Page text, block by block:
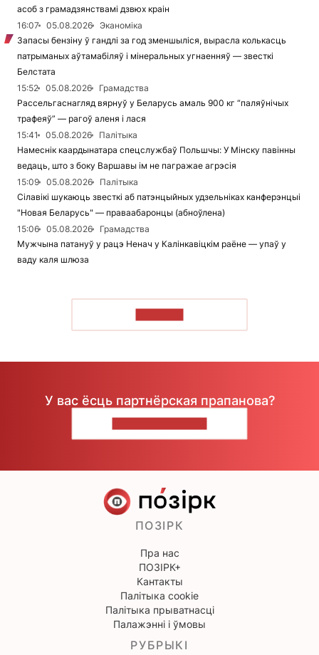
асоб з грамадзянствамі дзвюх краін
16:07
05.08.2026
Эканоміка
Запасы бензіну ў гандлі за год зменшыліся, вырасла колькасць
патрыманых аўтамабіляў і мінеральных угнаенняў — звесткі
Белстата
15:52
05.08.2026
Грамадства
Рассельгаснагляд вярнуў у Беларусь амаль 900 кг “паляўнічых
трафеяў” — рагоў аленя і лася
15:41
05.08.2026
Палітыка
Намеснік каардынатара спецслужбаў Польшчы: У Мінску павінны
ведаць, што з боку Варшавы ім не пагражае агрэсія
15:09
05.08.2026
Палітыка
Сілавікі шукаюць звесткі аб патэнцыйных удзельніках канферэнцыі
"Новая Беларусь" — праваабаронцы (абноўлена)
15:06
05.08.2026
Грамадства
Мужчына патануў у рацэ Ненач у Калінкавіцкім раёне — упаў у
ваду каля шлюза
У вас ёсць партнёрская прапанова?
ПОЗІРК
Пра нас
ПОЗІРК+
Кантакты
Палітыка cookie
Палітыка прыватнасці
Палажэнні і ўмовы
РУБРЫКІ